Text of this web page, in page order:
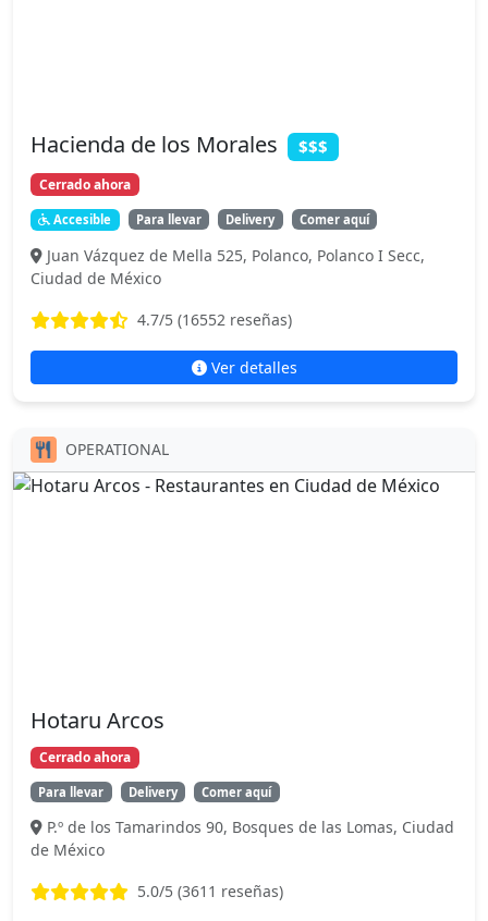
Hacienda de los Morales $$$
Cerrado ahora
Accesible Para llevar Delivery Comer aquí
Juan Vázquez de Mella 525, Polanco, Polanco I Secc,
Ciudad de México
4.7/5 (16552 reseñas)
Ver detalles
OPERATIONAL
Hotaru Arcos
Cerrado ahora
Para llevar Delivery Comer aquí
P.º de los Tamarindos 90, Bosques de las Lomas, Ciudad
de México
5.0/5 (3611 reseñas)